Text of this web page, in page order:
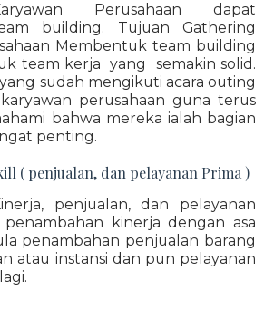
Perusahaan dapat
building. Tujuan Gathering
Membentuk team building
team kerja yang semakin solid.
sudah mengikuti acara outing
perusahaan guna terus
bahwa mereka ialah bagian
penting.
( penjualan, dan pelayanan Prima )
penjualan, dan pelayanan
kinerja dengan asa
penambahan penjualan barang
atau instansi dan pun pelayanan